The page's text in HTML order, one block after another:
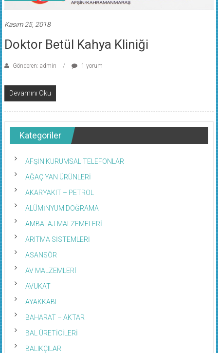
Kasım 25, 2018
Doktor Betül Kahya Kliniği
Gönderen: admin 1 yorum
Devamını Oku
Kategoriler
AFŞİN KURUMSAL TELEFONLAR
AĞAÇ YAN ÜRÜNLERİ
AKARYAKIT – PETROL
ALÜMİNYUM DOĞRAMA
AMBALAJ MALZEMELERİ
ARITMA SİSTEMLERİ
ASANSÖR
AV MALZEMLERİ
AVUKAT
AYAKKABI
BAHARAT – AKTAR
BAL ÜRETİCİLERİ
BALIKÇILAR